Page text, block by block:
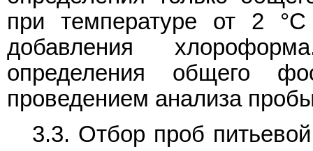
при температуре от 2
добавления
определения общего
проведением анализа
3.3. Отбор проб